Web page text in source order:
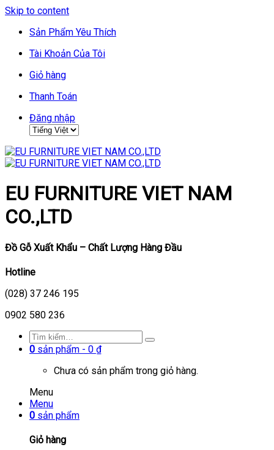
Skip to content
Sản Phẩm Yêu Thích
Tài Khoản Của Tôi
Giỏ hàng
Thanh Toán
Đăng nhập
EU FURNITURE VIET NAM
CO.,LTD
Đồ Gỗ Xuất Khẩu – Chất Lượng Hàng Đầu
Hotline
(028) 37 246 195
0902 580 236
0 sản phẩm - 0 ₫
Chưa có sản phẩm trong giỏ hàng.
Menu
Menu
0 sản phẩm
Giỏ hàng